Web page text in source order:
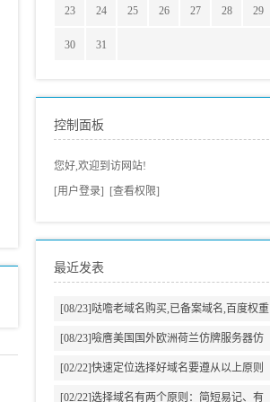
23 24 25 26 27 28 29
30 31
控制面板
您好,欢迎到访网站!
[用户登录]
[查看权限]
最近发表
[08/23] 哒噡老域名购买,已备案域名,百度权重
域名老域名交易老域名出售,高pr域名,百度搜
狗收录域名,外链反链域名
[08/23] 噞噟美国国外欧洲荷兰仿牌服务器仿
牌vps推荐仿牌空间主机,外贸抗投诉服务器,
免投诉vps,防投诉主机空间
[02/22]快速定位选择好域名要遵从以上原则
[02/22]选择域名有两个原则：简短易记、有